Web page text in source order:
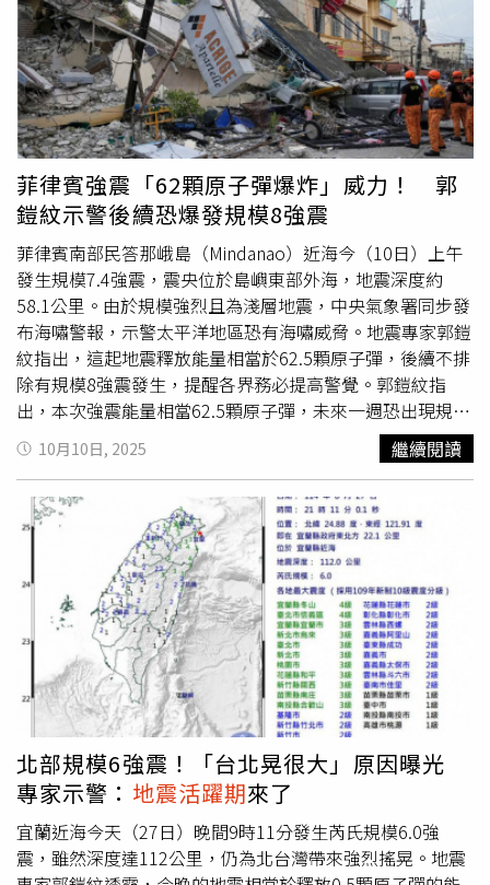
恐出現規模8以上強震。郭鎧紋指出，菲律賓10日上午發生
規模7.4強震，震源深度約58公里。此次地震能量約相當於
62.5顆原子彈，由菲律賓海板塊向西隱沒造成，未來一週內
可能有規模6以上餘震，最大可達6.9，不排除發生規模8以
上主震。郭鎧紋提醒，西太平洋火環帶板塊壓力集中，地震
頻繁，今年已發生13起規模7以上強震，高於去年10起；台
灣與日本至今尚未出現規模7以上地震，潛在風險不容忽
視。他特別指出，琉球海溝可能發生規模8甚至9強震，堰塞
湖崩塌與積水問題將成隱憂。雖然此次德雷克海峽及菲律賓
地震對台灣本島無直接威脅，但郭鎧紋建議民眾提高警覺，
關注後續餘震與可能引發的海浪或災損風險。
菲律賓強震「62顆原子彈爆炸」威力！ 郭
鎧紋示警後續恐爆發規模8強震
菲律賓南部民答那峨島（Mindanao）近海今（10日）上午
發生規模7.4強震，震央位於島嶼東部外海，地震深度約
58.1公里。由於規模強烈且為淺層地震，中央氣象署同步發
布海嘯警報，示警太平洋地區恐有海嘯威脅。地震專家郭鎧
紋指出，這起地震釋放能量相當於62.5顆原子彈，後續不排
除有規模8強震發生，提醒各界務必提高警覺。郭鎧紋指
出，本次強震能量相當62.5顆原子彈，未來一週恐出現規模
6以上餘震，甚至不排除規模8強震發生。根據《ETtoday新
聞雲》引述郭鎧紋說法，這起強震是由菲律賓海板塊自東向
西隱沒至菲律賓行動帶所致，該區地震活動頻繁、能量釋放
大，甚至比台灣更為活躍。他強調，儘管這次震源深度較
深、震央距離台灣遠，對台灣本島並無直接影響，但該區歷
史曾多次發生規模8以上地震，因此後續發展不可掉以輕
心。民答那峨地區過去曾出現三起規模8以上強震，分別在
1918年、1924年與1972年發生，地震活動歷史悠久。郭鎧
紋分析，這起地震已出現至少兩起餘震，分別為規模5.9與
5.6，預估未來一週內可能出現規模6以上餘震，其中最大餘
震恐接近6.9。不過他也明言，不排除更強地震跟進，甚至
可能再現規模達8以上的超強震。他進一步列舉歷史數據指
出，該區過去曾發生3起規模8以上強震，包括1918年規模
8.3、1924年規模8.1，以及1972年規模8.0，顯示該地區具
有釋放極大地震能量的潛勢。此外，郭鎧紋也提醒，西太平
洋與周邊地區近來地震活動明顯增加，自9月底至今已累積
57起規模5以上地震，今年規模7以上地震總數已達13起，
10月10日, 2025 繼續閱讀
北部規模6強震！「台北晃很大」原因曝光
專家示警： 地震活躍期來了
宜蘭近海今天（27日）晚間9時11分發生芮氏規模6.0強
震，雖然深度達112公里，仍為北台灣帶來強烈搖晃。地震